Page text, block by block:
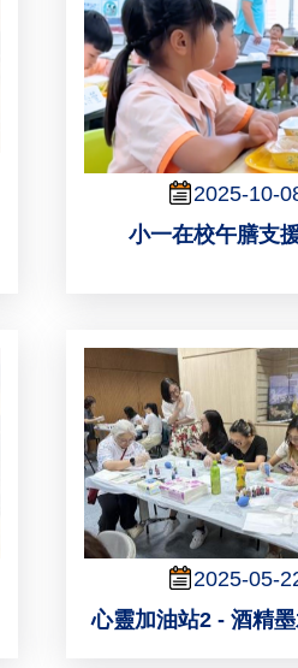
2025-10-
小一在校午膳支
2025-05-
心靈加油站2 - 酒精